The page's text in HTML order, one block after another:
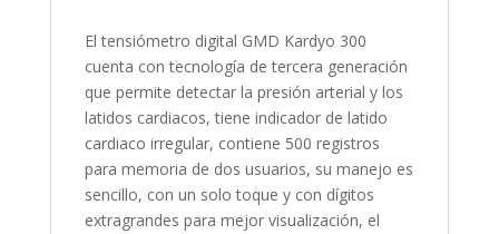
El tensiómetro digital GMD Kardyo 300
cuenta con tecnología de tercera generación
que permite detectar la presión arterial y los
latidos cardiacos, tiene indicador de latido
cardiaco irregular, contiene 500 registros
para memoria de dos usuarios, su manejo es
sencillo, con un solo toque y con dígitos
extragrandes para mejor visualización, el